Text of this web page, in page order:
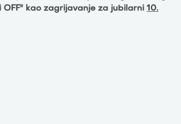
kao zagrijavanje za jubilarni 10.